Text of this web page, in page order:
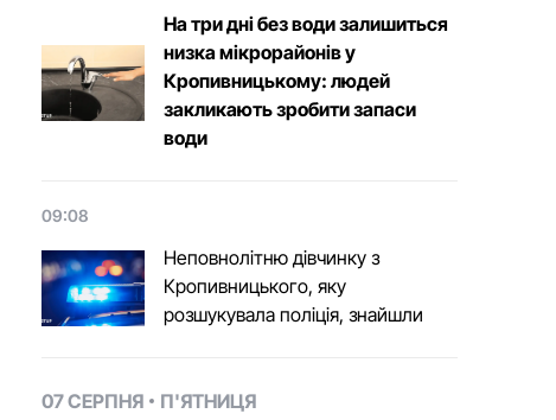
На три дні без води залишиться
низка мікрорайонів у
Кропивницькому: людей
закликають зробити запаси
води
09:08
Неповнолітню дівчинку з
Кропивницького, яку
розшукувала поліція, знайшли
07 СЕРПНЯ П'ЯТНИЦЯ